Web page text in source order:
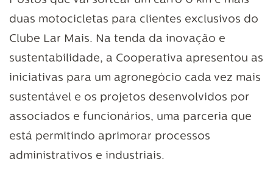
duas motocicletas para clientes exclusivos do
Clube Lar Mais. Na tenda da inovação e
sustentabilidade, a Cooperativa apresentou as
iniciativas para um agronegócio cada vez mais
sustentável e os projetos desenvolvidos por
associados e funcionários, uma parceria que
está permitindo aprimorar processos
administrativos e industriais.